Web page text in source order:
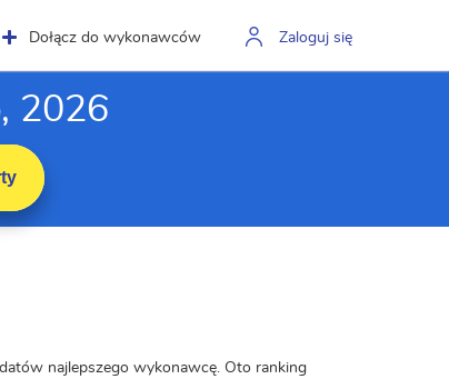
Dołącz do wykonawców Zaloguj się
2026
najlepszego wykonawcę. Oto ranking